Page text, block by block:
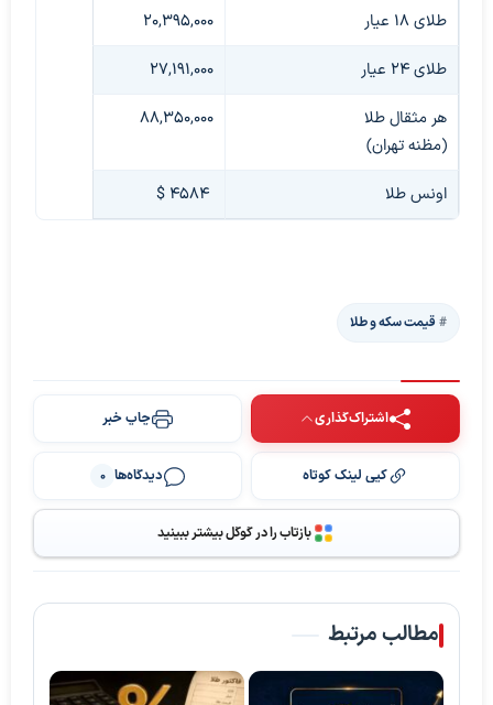
طلای 18 عیار 20,395,000
طلای 24 عیار 27,191,000
هر مثقال طلا
(مظنه تهران)
88,350,000
اونس طلا
قیمت سکه و طلا
اشتراک‌گذاری چاپ خبر
کپی لینک کوتاه دیدگاه‌ها 0
بازتاب را در گوگل بیشتر ببینید
مطالب مرتبط